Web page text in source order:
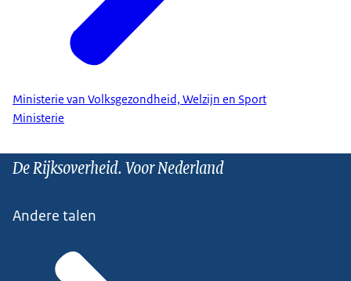
Ministerie van Volksgezondheid, Welzijn en Sport
Ministerie
De Rijksoverheid. Voor Nederland
Andere talen